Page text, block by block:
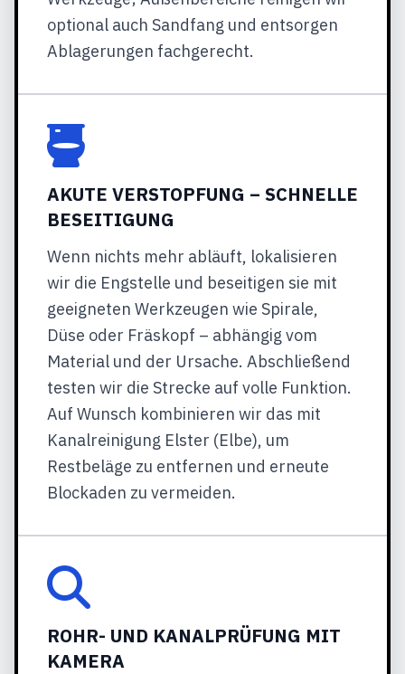
optional auch Sandfang und entsorgen
Ablagerungen fachgerecht.
AKUTE VERSTOPFUNG – SCHNELLE
BESEITIGUNG
Wenn nichts mehr abläuft, lokalisieren
wir die Engstelle und beseitigen sie mit
geeigneten Werkzeugen wie Spirale,
Düse oder Fräskopf – abhängig vom
Material und der Ursache. Abschließend
testen wir die Strecke auf volle Funktion.
Auf Wunsch kombinieren wir das mit
Kanalreinigung Elster (Elbe), um
Restbeläge zu entfernen und erneute
Blockaden zu vermeiden.
ROHR- UND KANALPRÜFUNG MIT
KAMERA